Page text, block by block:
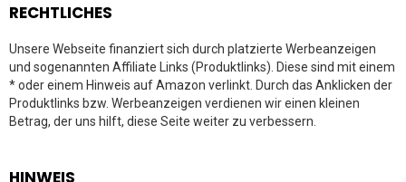
RECHTLICHES
Unsere Webseite finanziert sich durch platzierte Werbeanzeigen
und sogenannten Affiliate Links (Produktlinks). Diese sind mit einem
* oder einem Hinweis auf Amazon verlinkt. Durch das Anklicken der
Produktlinks bzw. Werbeanzeigen verdienen wir einen kleinen
Betrag, der uns hilft, diese Seite weiter zu verbessern.
HINWEIS